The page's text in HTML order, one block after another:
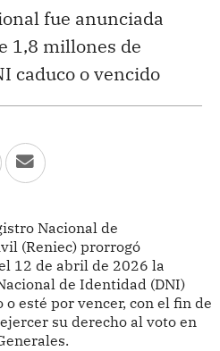
fue anunciada
1,8 millones de
caduco o vencido
Nacional de
(Reniec) prorrogó
12 de abril de 2026 la
de Identidad (DNI)
esté por vencer, con el fin de
su derecho al voto en